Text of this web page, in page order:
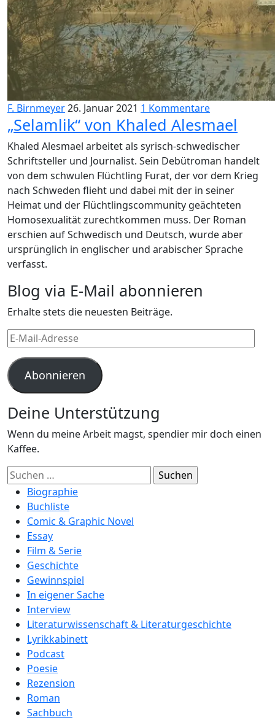
F. Birnmeyer26. Januar 2021 1 Kommentare
„Selamlik“ von Khaled Alesmael
Khaled Alesmael arbeitet als syrisch-schwedischer
Schriftsteller und Journalist. Sein Debütroman handelt
von dem schwulen Flüchtling Furat, der vor dem Krieg
nach Schweden flieht und dabei mit der in seiner
Heimat und der Flüchtlingscommunity geächteten
Homosexualität zurechtkommen muss. Der Roman
erschien auf Schwedisch und Deutsch, wurde aber
ursprünglich in englischer und arabischer Sprache
verfasst.
Blog via E-Mail abonnieren
Erhalte stets die neuesten Beiträge.
E-
Mail-
Adresse
Abonnieren
Deine Unterstützung
Wenn du meine Arbeit magst, spendier mir doch einen
Kaffee.
Suchen
nach:Biographie
Buchliste
Comic & Graphic Novel
Essay
Film & Serie
Geschichte
Gewinnspiel
In eigener Sache
Interview
Literaturwissenschaft & Literaturgeschichte
Lyrikkabinett
Podcast
Poesie
Rezension
Roman
Sachbuch